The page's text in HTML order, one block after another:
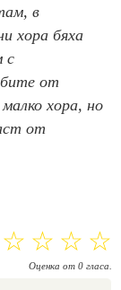
в
хора бяха
с
от
хора, но
от
☆
☆
☆
☆
Оценка от 0 гласа.